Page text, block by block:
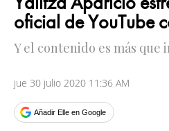
oficial de YouTube
Y el contenido es más que
jue 30 julio 2020 11:36 AM
Añadir Elle en Google